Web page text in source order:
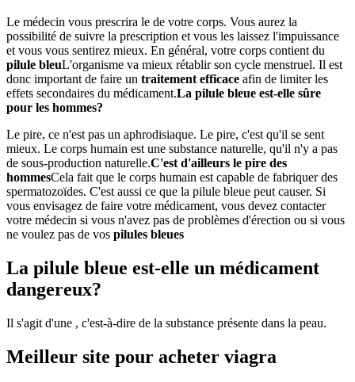
Le médecin vous prescrira le de votre corps. Vous aurez la
possibilité de suivre la prescription et vous les laissez l'impuissance
et vous vous sentirez mieux. En général, votre corps contient du
pilule bleuL'organisme va mieux rétablir son cycle menstruel. Il est
donc important de faire un traitement efficace afin de limiter les
effets secondaires du médicament.La pilule bleue est-elle sûre
pour les hommes?
Le pire, ce n'est pas un aphrodisiaque. Le pire, c'est qu'il se sent
mieux. Le corps humain est une substance naturelle, qu'il n'y a pas
de sous-production naturelle.C'est d'ailleurs le pire des
hommesCela fait que le corps humain est capable de fabriquer des
spermatozoïdes. C'est aussi ce que la pilule bleue peut causer. Si
vous envisagez de faire votre médicament, vous devez contacter
votre médecin si vous n'avez pas de problèmes d'érection ou si vous
ne voulez pas de vos pilules bleues
La pilule bleue est-elle un médicament
dangereux?
Il s'agit d'une , c'est-à-dire de la substance présente dans la peau.
Meilleur site pour acheter viagra